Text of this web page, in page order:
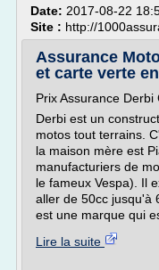
Date: 2017-08-22
Site : http://
Assurance
et carte verte
Prix Assurance
Derbi est un
motos tout terrains.
la maison mère est
manufacturiers de
le fameux Vespa). Il
aller de 50cc jusqu'à
est une marque qui
Lire la suite